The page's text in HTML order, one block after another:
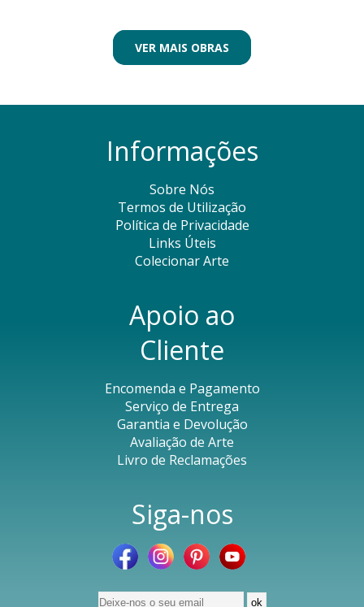
VER MAIS OBRAS
Informações
Sobre Nós
Termos de Utilização
Política de Privacidade
Links Úteis
Colecionar Arte
Apoio ao
Cliente
Encomenda e Pagamento
Serviço de Entrega
Garantia e Devolução
Avaliação de Arte
Livro de Reclamações
Siga-nos